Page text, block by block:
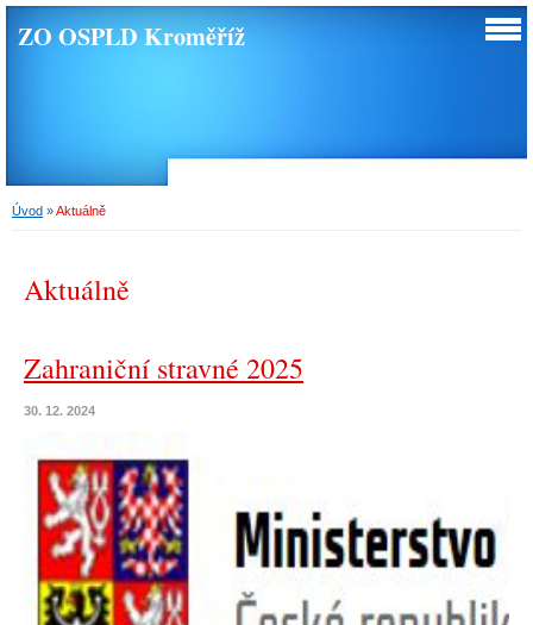
ZO OSPLD Kroměříž
Úvod »Aktuálně
Aktuálně
Zahraniční stravné 2025
30. 12. 2024